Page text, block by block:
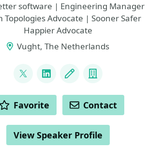
software | Engineering Manager
Topologies Advocate | Sooner Safer
Happier Advocate
Vught, The Netherlands
@jacobduijzer
LinkedInBlog Company
Favorite Contact
View Speaker Profile